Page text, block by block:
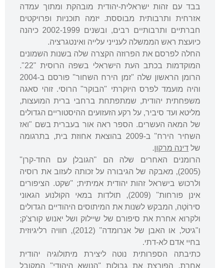
בבד עם זהות ישראלית-יהודית מובהקת ומתוך עמדה
אזרחית ותרבותית מבוססת. יזמה תוכניות ופרויקטים
חברתיים ותרבותיים רבים, ובשנים 2002-1999 כיהנה
כיועצת ראש הממשלה לענייני עלייה ואינטגרציה.
החלה לפרסם את הפרוזה הקצרה שלה בשנות השמונים
המוקדמות בכתב העת הישראלי בשפה הרוסית "22".
הרומן הראשון שלה "זמן הירח השחור" פורסם ב-2004
והיה מועמד לפרס היוקרתי "הבוקר" הרוסי. זוהי סאגה
משפחתית יהודית, שמתפתחת ברחבי ברית המועצות,
מליטא ועד סיביר, על רקע הזעזועים ההיסטוריים הגדולים
של המאה העשרים. הספר ראה אור בעברית בשם "ואז
השחיר הירח" ב-2009 בהוצאת אחוזת בית, בתרגומה
של דינה מרקון.
הרומנים האחרים שלה הם "הגובלן עם החד-קרן"
(2005), מאבקה של הגיבורה על זכותה לעזוב את רוסיה
ולרכוש בישראל זהות יהודית אמיתית; "שקט. הציפורים
אינן פורחות" (2009), תולדות במאי הקולנוע הגאוני
סירוֹטָה, המבקש לשנות את המיתוסים היהודיים הגדולים
ולקרוא אחרת את סיפורם של שיילוק ושל יאנוש קורצ'ק;
ו"גיטל, או האבן של אנרומדה" (2012), חוויה רליגיוזית
בחיי אדם לא-דתי.
כתיבתה הספרותית נוטה ליצירת מיתולוגיה יהודית
אחרת, הפורצת את גבולות "הנושא היהודי" המקובל